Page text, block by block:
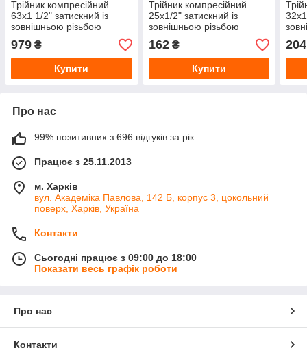
Трійник компресійний
63х1 1/2" затискний із
зовнішньою різьбою
Unidelta для ПЕ та ПНД
труб водопостачання
979 ₴
Купити
Трійник компресійний
25х1/2" затискний із
зовнішньою різьбою
Unidelta для ПЕ та ПНД
труб водопостачання
162₴
Купити
204
Про нас
99% позитивних з 696 відгуків за рік
Працює з 25.11.2013
м. Харків
вул. Академіка Павлова, 142 Б, корпус 3, цокольний
поверх, Харків, Україна
Контакти
Сьогодні працює з 09:00 до 18:00
Показати весь графік роботи
Про нас
Контакти